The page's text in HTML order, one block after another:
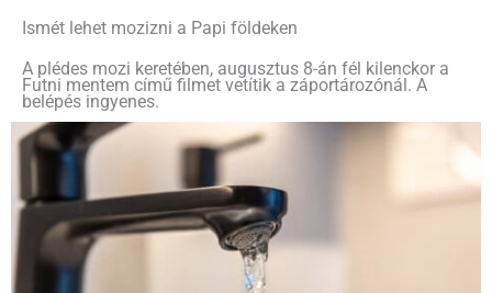
Ismét lehet mozizni a Papi földeken
A plédes mozi keretében, augusztus 8-án fél kilenckor a
Futni mentem című filmet vetítik a záportározónál. A
belépés ingyenes.